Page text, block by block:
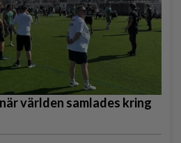
världen samlades kring